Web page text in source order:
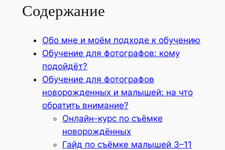
Содержание
Обо мне и моём подходе к обучению
Обучение для фотографов: кому
подойдёт?
Обучение для фотографов
новорожденных и малышей: на что
обратить внимание?
Онлайн-курс по съёмке
новорождённых
Гайд по съёмке малышей 3–11